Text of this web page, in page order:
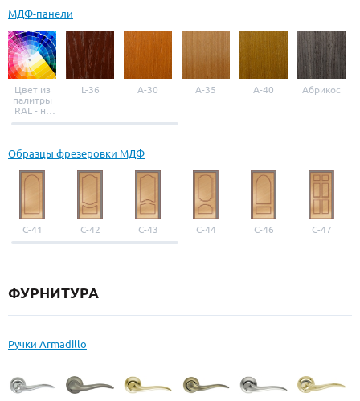
МДФ-панели
Цвет из
палитры
RAL - на
выбор
L-36 A-30 A-35 A-40 Абрикос
Образцы фрезеровки МДФ
С-41 С-42 С-43 С-44 С-46 С-47
ФУРНИТУРА
Ручки Armadillo